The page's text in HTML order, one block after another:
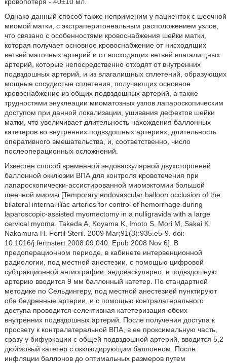
Однако данный способ также неприменим у пациенток с шеечной
миомой матки, с экстраперитонеальным расположением узлов,
что связано с особенностями кровоснабжения шейки матки,
которая получает основное кровоснабжение от нисходящих
ветвей маточных артерий и от восходящих ветвей влагалищных
артерий, которые непосредственно отходят от внутренних
подвздошных артерий, и из влагалищных сплетений, образующих
мощные сосудистые сплетения, получающих основное
кровоснабжение из общих подвздошных артерий, а также
трудностями энуклеации миоматозных узлов лапароскопическим
доступом при данной локализации, ушивания дефектов шейки
матки, что увеличивает длительность нахождения баллонных
катетеров во внутренних подвздошных артериях, длительность
оперативного вмешательства, и, соответственно, число
послеоперационных осложнений.
Известен способ временной эндоваскулярной двухсторонней
баллонной окклюзии ВПА для контроля кровотечения при
лапароскопически-ассистированной миомэктомии большой
шеечной миомы [Temporary endovascular balloon occlusion of the
bilateral internal iliac arteries for control of hemorrhage during
laparoscopic-assisted myomectomy in a nulligravida with a large
cervical myoma. Takeda A, Koyama K, Imoto S, Mori M, Sakai K,
Nakamura H. Fertil Steril. 2009 Mar;91(3):935.e5-9. doi:
10.1016/j.fertnstert.2008.09.040. Epub 2008 Nov 6]. В
предоперационном периоде, в кабинете интервенционной
радиологии, под местной анестезии, с помощью цифровой
субтракционной ангиографии, эндоваскулярно, в подвздошную
артерию вводится 9 мм баллонный катетер. По стандартной
методике по Сельдингеру, под местной анестезией пунктируют
обе бедренные артерии, и с помощью контралатерального
доступа проводится селективная катетеризация обеих
внутренних подвздошных артерий. После получения доступа к
просвету к контралатеральной ВПА, в ее проксимальную часть,
сразу у бифуркации с общей подвздошной артерий, вводится 5,2
дюймовый катетер с окклюдирующим баллонном. После
инфляции баллонов до оптимальных размеров путем